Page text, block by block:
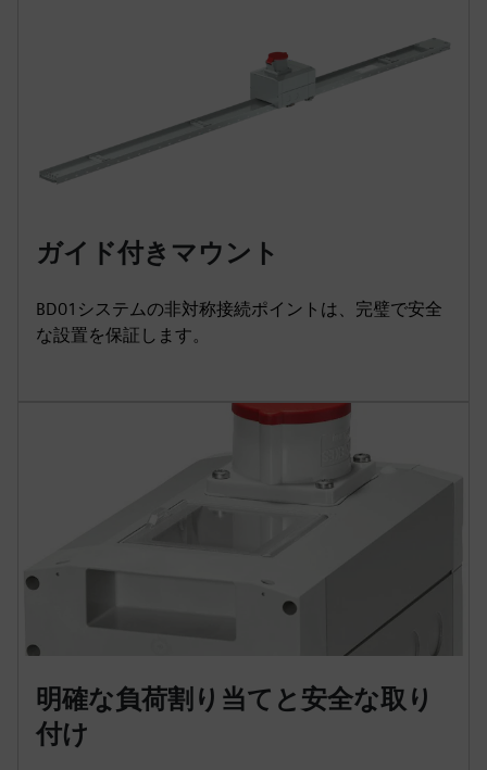
ガイド付きマウント
BD01システムの非対称接続ポイントは、完璧で安全
な設置を保証します。
明確な負荷割り当てと安全な取り
付け